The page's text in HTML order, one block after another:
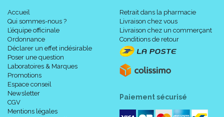
Accueil
Qui sommes-nous ?
L’équipe officinale
Ordonnance
Déclarer un effet indésirable
Poser une question
Laboratoires & Marques
Promotions
Espace conseil
Newsletter
CGV
Mentions légales
Retrait dans la pharmacie
Livraison chez vous
Livraison chez un commerçant
Conditions de retour
Paiement sécurisé